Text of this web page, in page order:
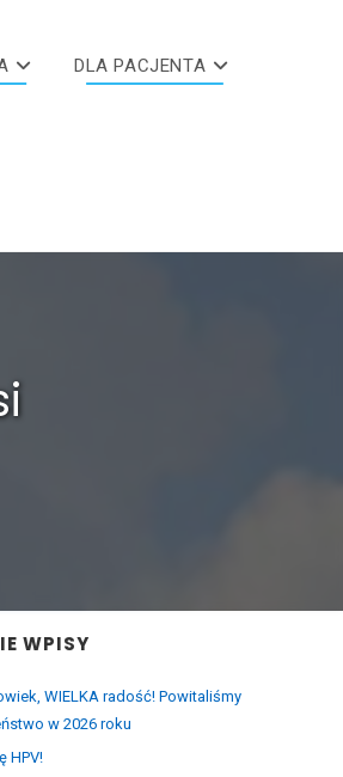
DLA PACJENTA
WPISY
WIELKA radość! Powitaliśmy
w 2026 roku
HPV!